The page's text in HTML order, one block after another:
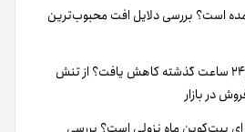
است؟ بررسی دلایل افت محبوب‌ترین
چرا قیمت رمزارزها در ۲۴ ساعت گذشته کاهش یافت؟ از تنش
در بازار